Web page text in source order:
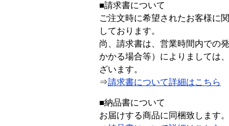
■請求書について
ご注文時に希望されたお客様に
しております。
尚、請求書は、営業時間内での
かかる場合等）によりましては
ざいます。
⇒請求書について詳細はこちら
■納品書について
お届けする商品に同梱致します。